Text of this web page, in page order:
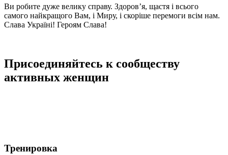
Ви робите дуже велику справу. Здоров’я, щастя і всього
самого найкращого Вам, і Миру, і скоріше перемоги всім нам.
Слава Україні! Героям Слава!
Присоединяйтесь к сообществу
активных женщин
Тренировка